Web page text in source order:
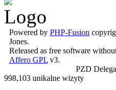
Powered by PHP-Fusion
Jones.
Released as free software
Affero GPL v3.
PZD
998,103 unikalne wizyty